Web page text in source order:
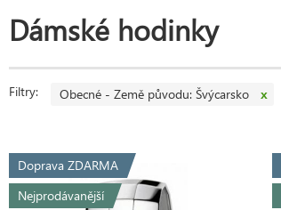
Dámské hodinky
Filtry: Obecné - Země původu: Švýcarsko x
Doprava ZDARMA
Nejprodávanější